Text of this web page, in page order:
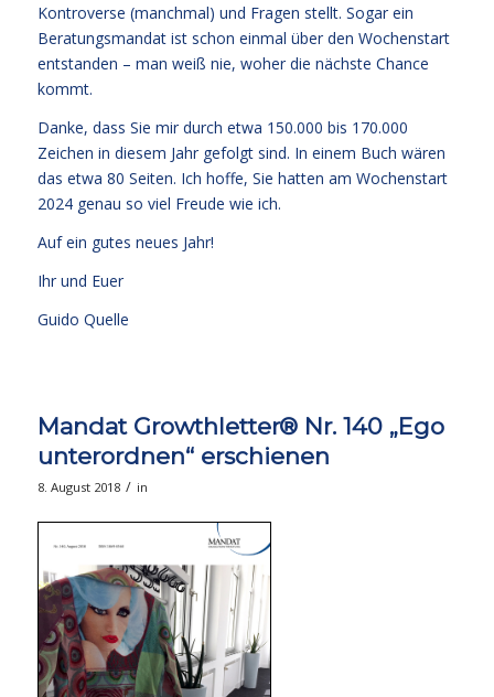
Kontroverse (manchmal) und Fragen stellt. Sogar ein
Beratungsmandat ist schon einmal über den Wochenstart
entstanden – man weiß nie, woher die nächste Chance
kommt.
Danke, dass Sie mir durch etwa 150.000 bis 170.000
Zeichen in diesem Jahr gefolgt sind. In einem Buch wären
das etwa 80 Seiten. Ich hoffe, Sie hatten am Wochenstart
2024 genau so viel Freude wie ich.
Auf ein gutes neues Jahr!
Ihr und Euer
Guido Quelle
Mandat Growthletter® Nr. 140 „Ego
unterordnen“ erschienen
8. August 2018 / in